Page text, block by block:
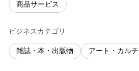
商品サービス
ビジネスカテゴリ
雑誌・本・出版物 アート・カル